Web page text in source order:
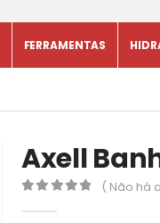
FERRAMENTAS
Axell
( Não há